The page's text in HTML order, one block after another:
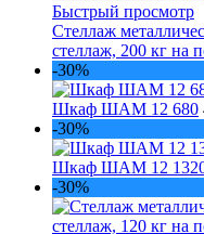
Быстрый просмотр
Стеллаж
стеллаж, 200 кг на
-30%
Шкаф ШАМ 12 680
-30%
Шкаф ШАМ 12
-30%